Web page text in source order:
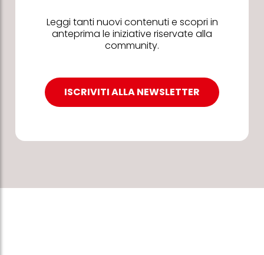
Leggi tanti nuovi contenuti e scopri in
anteprima le iniziative riservate alla
community.
ISCRIVITI ALLA NEWSLETTER